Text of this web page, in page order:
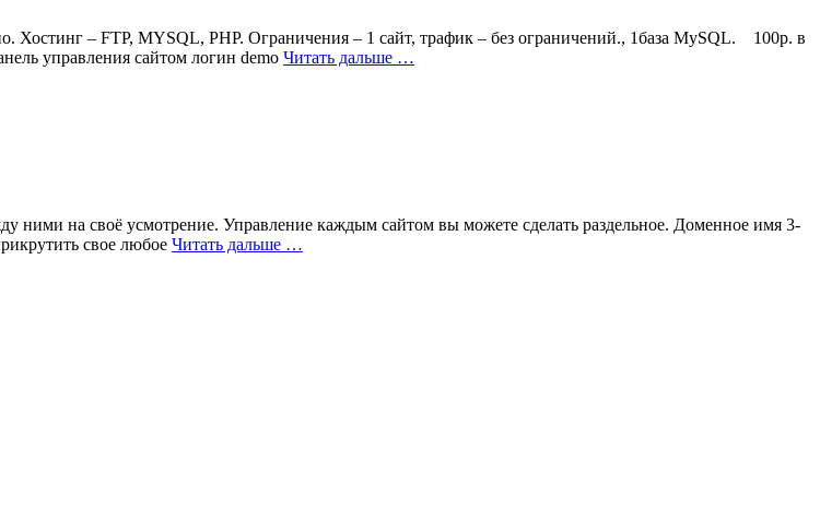
Хостинг – FTP, MYSQL, PHP. Ограничения – 1 сайт, трафик – без ограничений., 1база MySQL. 100р. в
управления сайтом логин demo Читать дальше …
ними на своё усмотрение. Управление каждым сайтом вы можете сделать раздельное. Доменное имя 3-
свое любое Читать дальше …